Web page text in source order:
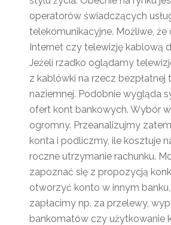
operatorów świadczących
telekomunikacyjne. Możliwe, że
Internet czy telewizję kablową
Jeżeli rzadko oglądamy
z kablówki na rzecz bezpłatnej
naziemnej. Podobnie wygląda
ofert kont bankowych. Wybór
ogromny. Przeanalizujmy
konta i podliczmy, ile kosztuje
roczne utrzymanie rachunku.
zapoznać się z propozycją
otworzyć konto w innym
zapłacimy np. za przelewy,
bankomatów czy użytkowanie